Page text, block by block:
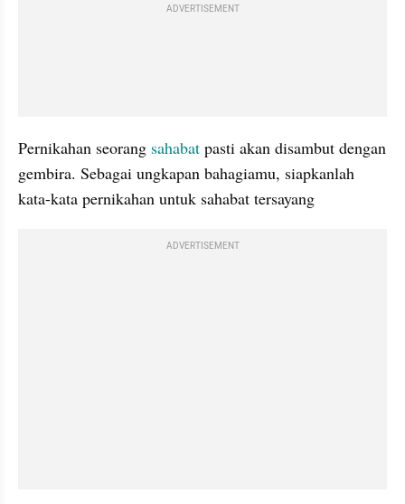
ADVERTISEMENT
Pernikahan seorang sahabat pasti akan disambut dengan
gembira. Sebagai ungkapan bahagiamu, siapkanlah
kata-kata pernikahan untuk sahabat tersayang
ADVERTISEMENT